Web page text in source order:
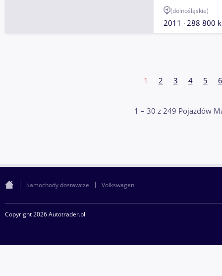
(dolnośląskie)
2011 288 800
1 2 3 4 5 6
1 – 30 z 249 Pojazdów
Samochody dostawcze Volkswagen
Copyright 2026 Autotrader.pl